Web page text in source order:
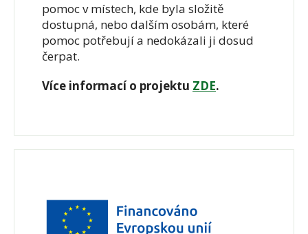
pomoc v místech, kde byla složitě
dostupná, nebo dalším osobám, které
pomoc potřebují a nedokázali ji dosud
čerpat.
Více informací o projektu ZDE.